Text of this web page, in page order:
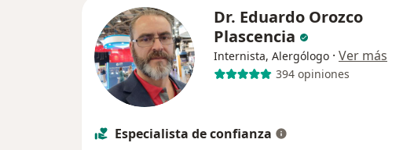
Dr. Eduardo Orozco
Plascencia
Internista, Alergólogo · Ver más
394 opiniones
Especialista de confianza